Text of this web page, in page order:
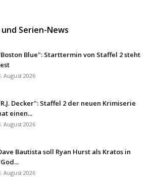
Serien-News
Blue": Starttermin von Staffel 2 steht
August 2026
Decker": Staffel 2 der neuen Krimiserie
einen...
August 2026
Bautista soll Ryan Hurst als Kratos in
August 2026